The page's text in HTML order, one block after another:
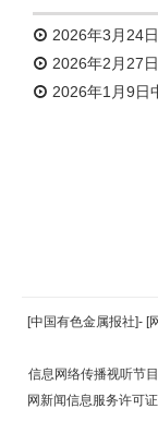
2026年3月24
2026年2月27
2026年1月9日
[中国有色金属报社]- [
信息网络传播视听节
网新闻信息服务许可